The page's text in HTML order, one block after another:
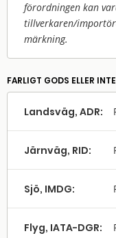
förordningen kan
tillverkaren/
märkning.
FARLIGT GODS ELLER
Landsväg, ADR:
Järnväg, RID:
Sjö, IMDG:
Flyg, IATA-DGR: